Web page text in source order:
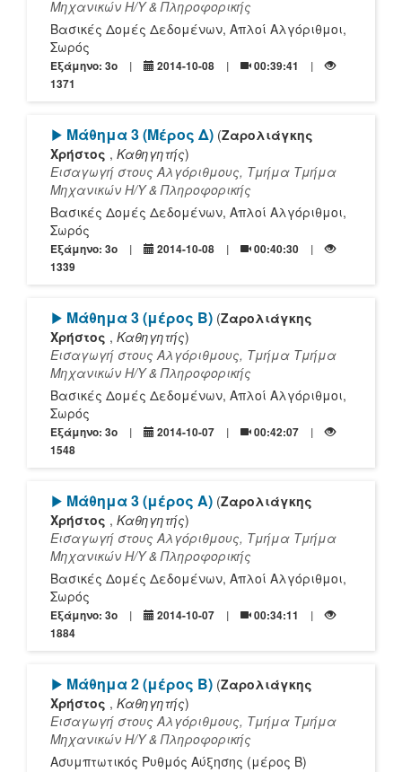
Mηχανικών Η/Υ & Πληροφορικής
Βασικές Δομές Δεδομένων, Απλοί Αλγόριθμοι,
Σωρός
Εξάμηνο: 3o 2014-10-08
00:39:41
1371
[Play]
Μάθημα 3 (Μέρος Δ) (Ζαρολιάγκης
Χρήστος , Καθηγητής)
Εισαγωγή στους Αλγόριθμους, Τμήμα Τμήμα
Mηχανικών Η/Υ & Πληροφορικής
Βασικές Δομές Δεδομένων, Απλοί Αλγόριθμοι,
Σωρός
Εξάμηνο: 3o 2014-10-08
00:40:30
1339
[Play]
Μάθημα 3 (μέρος Β) (Ζαρολιάγκης
Χρήστος , Καθηγητής)
Εισαγωγή στους Αλγόριθμους, Τμήμα Τμήμα
Mηχανικών Η/Υ & Πληροφορικής
Βασικές Δομές Δεδομένων, Απλοί Αλγόριθμοι,
Σωρός
Εξάμηνο: 3o 2014-10-07
00:42:07
1548
[Play]
Μάθημα 3 (μέρος Α) (Ζαρολιάγκης
Χρήστος , Καθηγητής)
Εισαγωγή στους Αλγόριθμους, Τμήμα Τμήμα
Mηχανικών Η/Υ & Πληροφορικής
Βασικές Δομές Δεδομένων, Απλοί Αλγόριθμοι,
Σωρός
Εξάμηνο: 3o 2014-10-07
00:34:11
1884
[Play]
Μάθημα 2 (μέρος Β) (Ζαρολιάγκης
Χρήστος , Καθηγητής)
Εισαγωγή στους Αλγόριθμους, Τμήμα Τμήμα
Mηχανικών Η/Υ & Πληροφορικής
Ασυμπτωτικός Ρυθμός Αύξησης (μέρος Β)